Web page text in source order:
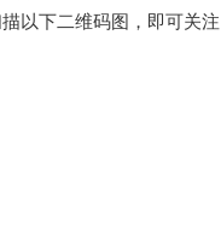
以下二维码图，即可关